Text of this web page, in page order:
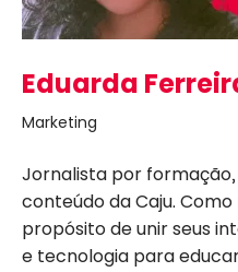
Eduarda
Marketing
Jornalista por
conteúdo da Caju.
propósito de unir seus
e tecnologia para